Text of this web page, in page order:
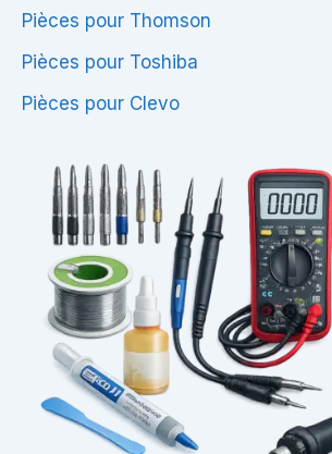
Pièces pour Thomson
Pièces pour Toshiba
Pièces pour Clevo